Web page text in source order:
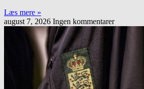
Læs mere »
august 7, 2026 Ingen kommentarer